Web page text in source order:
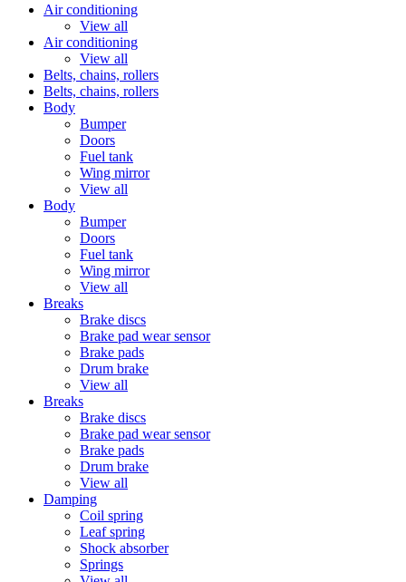
Air conditioning
View all
Air conditioning
View all
Belts, chains, rollers
Belts, chains, rollers
Body
Bumper
Doors
Fuel tank
Wing mirror
View all
Body
Bumper
Doors
Fuel tank
Wing mirror
View all
Breaks
Brake discs
Brake pad wear sensor
Brake pads
Drum brake
View all
Breaks
Brake discs
Brake pad wear sensor
Brake pads
Drum brake
View all
Damping
Coil spring
Leaf spring
Shock absorber
Springs